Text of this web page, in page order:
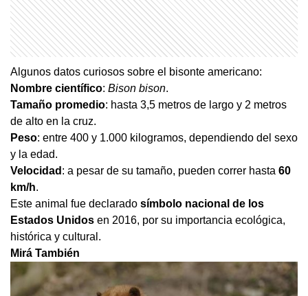
Algunos datos curiosos sobre el bisonte americano:
Nombre científico: Bison bison.
Tamaño promedio: hasta 3,5 metros de largo y 2 metros
de alto en la cruz.
Peso: entre 400 y 1.000 kilogramos, dependiendo del sexo
y la edad.
Velocidad : a pesar de su tamaño, pueden correr hasta 60
km/h.
Este animal fue declarado símbolo nacional de los
Estados Unidos en 2016, por su importancia ecológica,
histórica y cultural.
Mirá También